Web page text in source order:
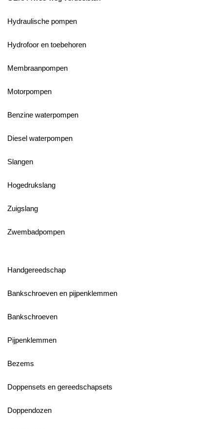
Hydraulische pompen
Hydrofoor en toebehoren
Membraanpompen
Motorpompen
Benzine waterpompen
Diesel waterpompen
Slangen
Hogedrukslang
Zuigslang
Zwembadpompen
Handgereedschap
Bankschroeven en pijpenklemmen
Bankschroeven
Pijpenklemmen
Bezems
Doppensets en gereedschapsets
Doppendozen